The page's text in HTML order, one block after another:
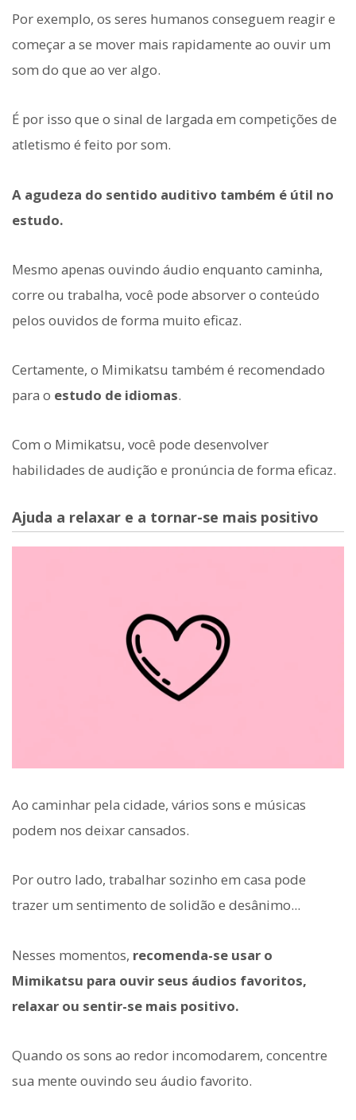
Por exemplo, os seres humanos conseguem reagir e
começar a se mover mais rapidamente ao ouvir um
som do que ao ver algo.
É por isso que o sinal de largada em competições de
atletismo é feito por som.
A agudeza do sentido auditivo também é útil no
estudo.
Mesmo apenas ouvindo áudio enquanto caminha,
corre ou trabalha, você pode absorver o conteúdo
pelos ouvidos de forma muito eficaz.
Certamente, o Mimikatsu também é recomendado
para o estudo de idiomas.
Com o Mimikatsu, você pode desenvolver
habilidades de audição e pronúncia de forma eficaz.
Ajuda a relaxar e a tornar-se mais positivo
Ao caminhar pela cidade, vários sons e músicas
podem nos deixar cansados.
Por outro lado, trabalhar sozinho em casa pode
trazer um sentimento de solidão e desânimo...
Nesses momentos, recomenda-se usar o
Mimikatsu para ouvir seus áudios favoritos,
relaxar ou sentir-se mais positivo.
Quando os sons ao redor incomodarem, concentre
sua mente ouvindo seu áudio favorito.